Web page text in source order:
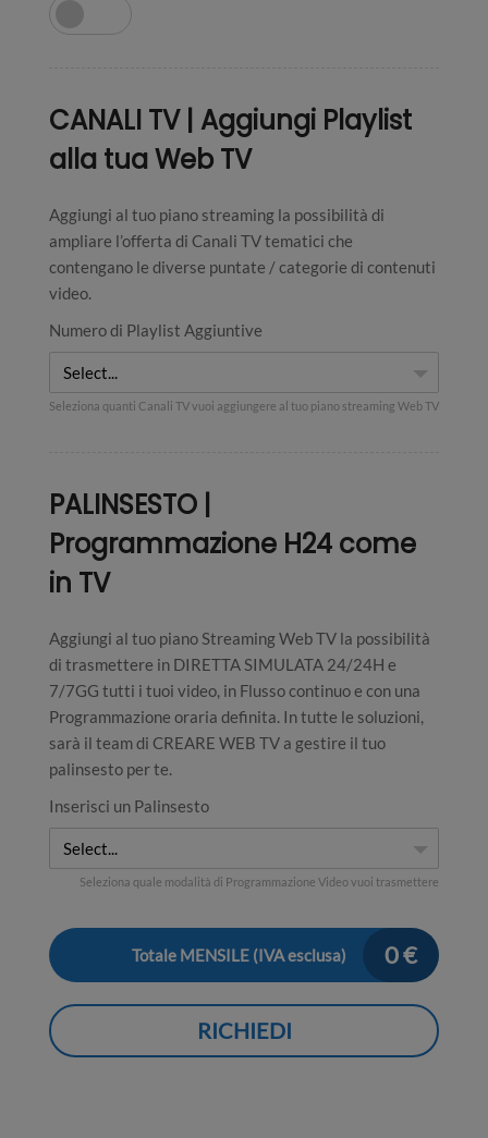
CANALI TV | Aggiungi Playlist
alla tua Web TV
Aggiungi al tuo piano streaming la possibilità di
ampliare l’offerta di Canali TV tematici che
contengano le diverse puntate / categorie di contenuti
video.
Numero di Playlist Aggiuntive
Select...
Seleziona quanti Canali TV vuoi aggiungere al tuo piano streaming Web TV
PALINSESTO |
Programmazione H24 come
in TV
Aggiungi al tuo piano Streaming Web TV la possibilità
di trasmettere in DIRETTA SIMULATA 24/24H e
7/7GG tutti i tuoi video, in Flusso continuo e con una
Programmazione oraria definita. In tutte le soluzioni,
sarà il team di CREARE WEB TV a gestire il tuo
palinsesto per te.
Inserisci un Palinsesto
Select...
Seleziona quale modalità di Programmazione Video vuoi trasmettere
Totale MENSILE (IVA esclusa) 0€
RICHIEDI